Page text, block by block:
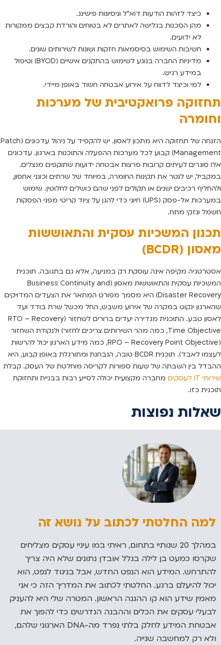
כיצד לזהות הודעות דוא”ל וניסיונות פישינג.
מהן הסכנות בגלישה לאתרים לא בטוחים והורדת קבצים ממקורות
לא ידועים.
חשיבות השימוש בסיסמאות חזקות ושונות לשירותים שונים.
מדיניות החברה בנוגע לשימוש בהתקנים אישיים (BYOD) וטיפול
במידע רגיש.
למי וכיצד לדווח על אירוע אבטחה חשוד באופן מיידי.
תחזוקה פרואקטיבית של מערכות
וחומרה
הזנחה של תחזוקה היא מתכון לאסון. יש להקפיד על ניהול עדכונים (Patch
Management) קבוע לכל מערכות ההפעלה והתוכנות בארגון. עדכונים
אלו סוגרים לעיתים קרובות פרצות אבטחה ידועות שתוקפים מנצלים.
במקביל, יש לנטר את תקינות החומרה, במיוחד של שרתים וכונני אחסון,
ולהחליף רכיבים ישנים או תקולים לפני שהם כושלים לחלוטין. שימוש
במערכות אל-פסק (UPS) חיוני כדי להגן על ציוד קריטי מפני הפסקות
חשמל ונזקי מתח.
תכנון המשכיות עסקית והתאוששות
מאסון (BCDR)
אסטרטגיה מקיפה אינה עוסקת רק במניעה, אלא גם בתגובה. תוכנית
המשכיות עסקית והתאוששות מאסון (Business Continuity and
Disaster Recovery) היא מסמך מפורט המתאר את הצעדים המדויקים
שהארגון ינקוט במקרה של אירוע משבש, החל מכשל שרת בודד ועד
לאסון טבע. התוכנית מגדירה יעדים ברורים לשחזור (RTO – Recovery
Time Objective, כמה מהר השירותים צריכים לחזור) ולנקודת השחזור
(RPO – Recovery Point Objective, כמה מידע הארגון יכול להרשות
לעצמו לאבד). תוכנית BCDR טובה, הנבחנת ומתורגלת באופן קבוע, היא
ההבדל בין השבתה של שעות ספורות לקריסה מוחלטת של העסק. קבלת
שירותי IT לעסקים
מחברה מקצועית יכולה לסייע רבות בבניית ותחזוקת
תוכנית כזו.
שאלות נפוצות
למה החלטתי לכתוב על נושא זה
במהלך 20 שנותיי בתחום, ראיתי במו עיניי עסקים מצליחים
שקרסו כמעט בן לילה בגלל אובדן נתונים שלא היה צריך
להתרחש. המידע הוא הנפט החדש, אבל בניגוד לנפט, הוא
יכול להיעלם ברגע. החלטתי לכתוב את המדריך הזה כי אני
מאמין שידע הוא קו ההגנה הראשון. המטרה שלי היא להעניק
לבעלי עסקים את הכלים וההבנה הנדרשים כדי להפוך את
אבטחת המידע לחלק בלתי נפרד מה-DNA הארגוני שלהם,
ולא רק למחשבה שנייה.